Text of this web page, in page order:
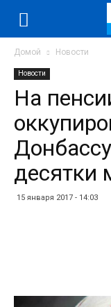
Домой Новости
Новости
На
десятки
15 января 2017 - 14:03